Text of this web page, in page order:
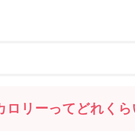
リーってどれくら